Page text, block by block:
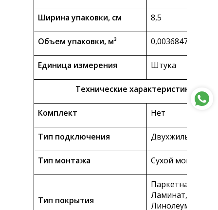
Ширина упаковки, см 8,5
Объем упаковки, м³ 0,00368475
Единица измерения Штука
Технические характеристики
Комплект Нет
Тип подключения Двухжильное
Тип монтажа Сухой монтаж
Тип покрытия
Паркетная доска,
Ламинат,
Линолеум,